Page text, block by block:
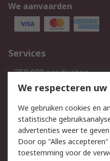
We aanvaarden
Services
750.000 producten
Bestellen
Track & Trace
Wettelijk
We respecteren uw
We gebruiken cookies en
statistische
advertenties weer te
Door op "Alles
toestemming voor de